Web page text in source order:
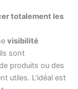
totalement les
visibilité
sont
produits ou des
utiles. L’idéal est